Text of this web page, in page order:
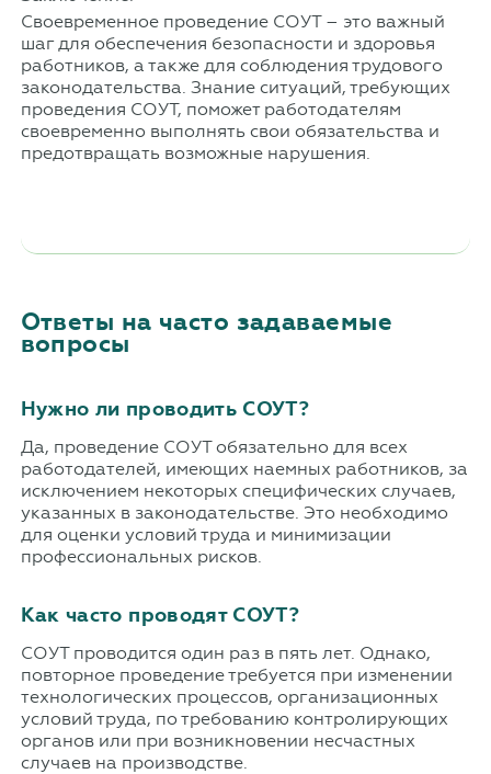
Своевременное проведение СОУТ – это важный
шаг для обеспечения безопасности и здоровья
работников, а также для соблюдения трудового
законодательства. Знание ситуаций, требующих
проведения СОУТ, поможет работодателям
своевременно выполнять свои обязательства и
предотвращать возможные нарушения.
Ответы на часто задаваемые
вопросы
Нужно ли проводить СОУТ?
Да, проведение СОУТ обязательно для всех
работодателей, имеющих наемных работников, за
исключением некоторых специфических случаев,
указанных в законодательстве. Это необходимо
для оценки условий труда и минимизации
профессиональных рисков.
Как часто проводят СОУТ?
СОУТ проводится один раз в пять лет. Однако,
повторное проведение требуется при изменении
технологических процессов, организационных
условий труда, по требованию контролирующих
органов или при возникновении несчастных
случаев на производстве.